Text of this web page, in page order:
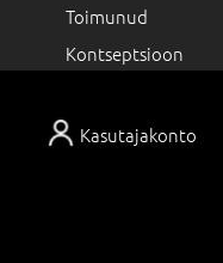
Kasutajakonto
Toimunud
Kontseptsioon